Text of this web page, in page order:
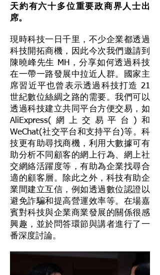
天約有六十多位重要政商界人士出
席。
現時科技一日千里，不少企業都透過
科技開拓商機，因此今次我們邀請到
陳曉峰先生 MH，分享如何透過科技
在一帶一路發展中拉近人群。國家主
席習近平也曾表示透過科技打造 21
世紀數位絲綢之路的需要。我們可以
透過科技建立共同平台方便交易，如
AliExpress(網上交易平台)和
WeChat(社交平台和支持平台)等。科
技更有助尋找商機，利用大數據可有
助分析不同顧客的網上行為、網上社
交網絡活躍度等，有助為企業找尋合
適的顧客層。除此之外，科技有助企
業間建立互信，例如透過數位認證以
避免詐騙和提高營運效率等。在場嘉
賓對科技與企業商業發展的關係很感
興趣，並於問答環節與講者進行了一
番深度討論。